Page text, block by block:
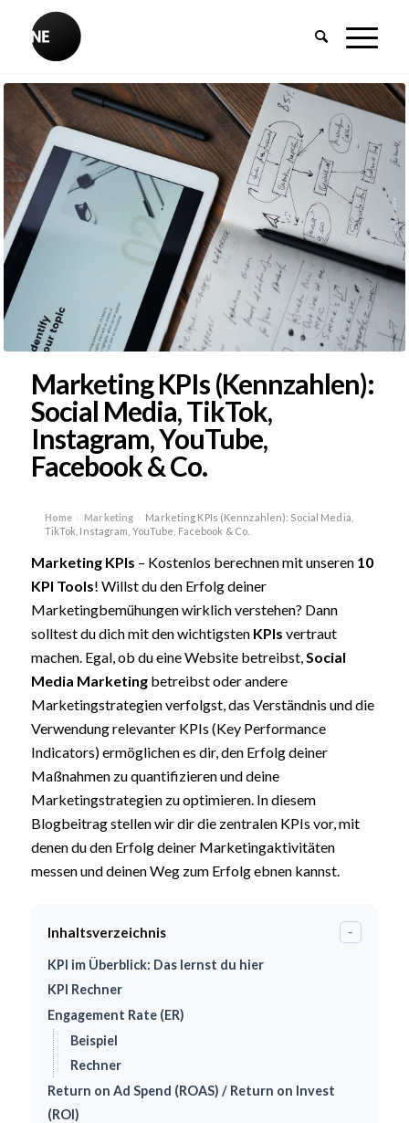
Marketing KPIs (Kennzahlen):
Social Media, TikTok,
Instagram, YouTube,
Facebook & Co.
Home › Marketing › Marketing KPIs (Kennzahlen): Social Media,
TikTok, Instagram, YouTube, Facebook & Co.
Marketing KPIs – Kostenlos berechnen mit unseren 10
KPI Tools! Willst du den Erfolg deiner
Marketingbemühungen wirklich verstehen? Dann
solltest du dich mit den wichtigsten KPIs vertraut
machen. Egal, ob du eine Website betreibst,Social
Media Marketingbetreibst oder andere
Marketingstrategien verfolgst, das Verständnis und die
Verwendung relevanter KPIs (Key Performance
Indicators) ermöglichen es dir, den Erfolg deiner
Maßnahmen zu quantifizieren und deine
Marketingstrategien zu optimieren. In diesem
Blogbeitrag stellen wir dir die zentralen KPIs vor, mit
denen du den Erfolg deiner Marketingaktivitäten
messen und deinen Weg zum Erfolg ebnen kannst.
Inhaltsverzeichnis -
KPI im Überblick: Das lernst du hier
KPI Rechner
Engagement Rate (ER)
Beispiel
Rechner
Return on Ad Spend (ROAS) / Return on Invest
(ROI)